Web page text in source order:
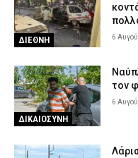
ΔΙΕΘΝΗ 6
ΔΙΚΑΙΟΣΥΝΗ
τον
6